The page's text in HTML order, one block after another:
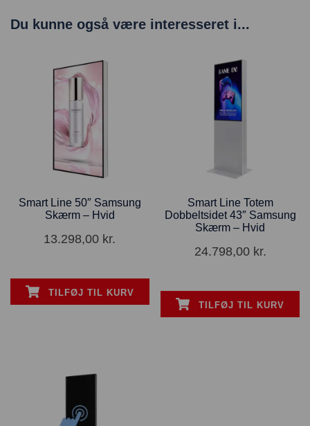
Du kunne også være interesseret i...
Smart Line 50″ Samsung
Skærm – Hvid
13.298,00 kr.
TILFØJ TIL KURV
Smart Line Totem
Dobbeltsidet 43″ Samsung
Skærm – Hvid
24.798,00 kr.
TILFØJ TIL KURV